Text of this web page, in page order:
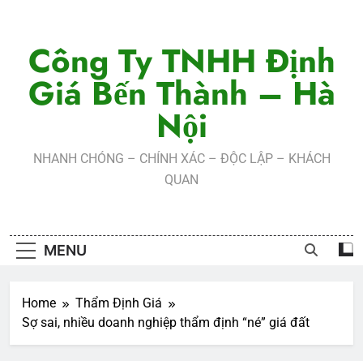
contentCông Ty TNHH Định
Giá Bến Thành – Hà
Nội
NHANH CHÓNG – CHÍNH XÁC – ĐỘC LẬP – KHÁCH
QUAN
MENU
Home
Thẩm Định Giá
Sợ sai, nhiều doanh nghiệp thẩm định “né” giá đất